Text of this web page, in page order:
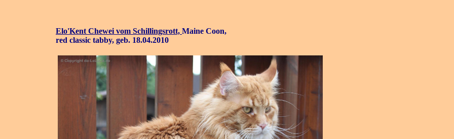
Elo'Kent Chewei vom Schillingsrott, Maine Coon,
red classic tabby, geb. 18.04.2010